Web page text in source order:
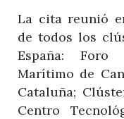
La cita reunió
de todos los
España: Foro
Marítimo de
Cataluña;
Centro